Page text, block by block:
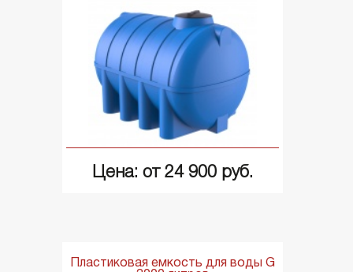
Цена: от 24 900 руб.
Пластиковая емкость для воды G